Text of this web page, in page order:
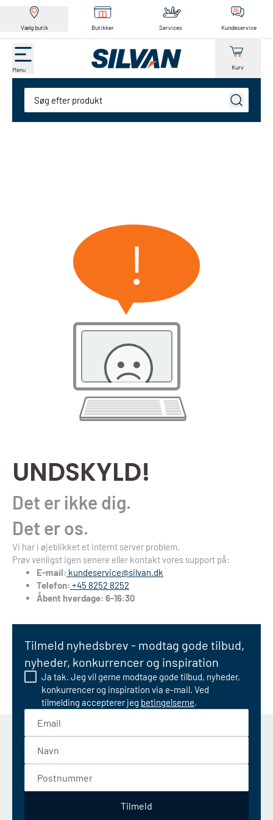
Vælg butik Butikker Services Kundeservice
Menu Kurv
Søg
UNDSKYLD!
Det er ikke dig.
Det er os.
Vi har i øjeblikket et internt server problem.
Prøv venligst igen senere eller kontakt vores support på:
E-mail: kundeservice@silvan.dk
Telefon: +45 8252 8252
Åbent hverdage: 6-16:30
!
Tilmeld nyhedsbrev - modtag gode tilbud,
nyheder, konkurrencer og inspiration
Ja tak. Jeg vil gerne modtage gode tilbud, nyheder,
konkurrencer og inspiration via e-mail. Ved
tilmelding accepterer jeg betingelserne.
Tilmeld